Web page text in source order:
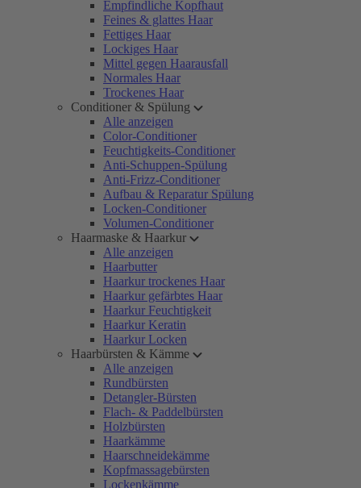
Empfindliche Kopfhaut
Feines & glattes Haar
Fettiges Haar
Lockiges Haar
Mittel gegen Haarausfall
Normales Haar
Trockenes Haar
Conditioner & Spülung
Alle anzeigen
Color-Conditioner
Feuchtigkeits-Conditioner
Anti-Schuppen-Spülung
Anti-Frizz-Conditioner
Aufbau & Reparatur Spülung
Locken-Conditioner
Volumen-Conditioner
Haarmaske & Haarkur
Alle anzeigen
Haarbutter
Haarkur trockenes Haar
Haarkur gefärbtes Haar
Haarkur Feuchtigkeit
Haarkur Keratin
Haarkur Locken
Haarbürsten & Kämme
Alle anzeigen
Rundbürsten
Detangler-Bürsten
Flach- & Paddelbürsten
Holzbürsten
Haarkämme
Haarschneidekämme
Kopfmassagebürsten
Lockenkämme